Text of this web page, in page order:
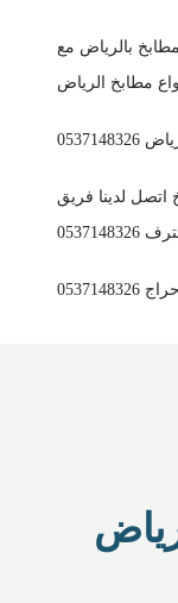
بالرياض مع
مطابخ الرياض
لدينا فريق